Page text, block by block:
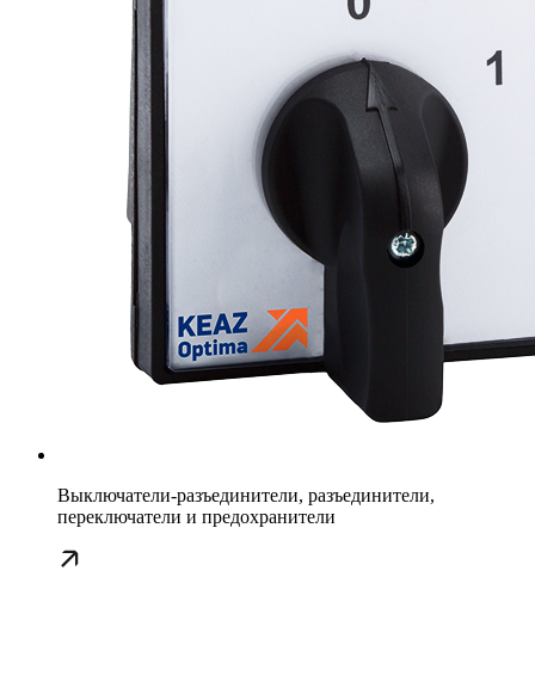
Выключатели-разъединители, разъединители,
переключатели и предохранители